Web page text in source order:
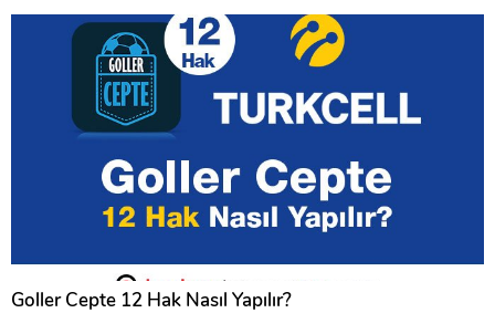
Goller Cepte 12 Hak Nasıl Yapılır?